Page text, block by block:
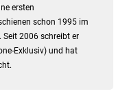
ersten
schon 1995 im
2006 schreibt er
Exklusiv) und hat